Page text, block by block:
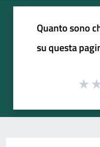
Quanto sono
su questa